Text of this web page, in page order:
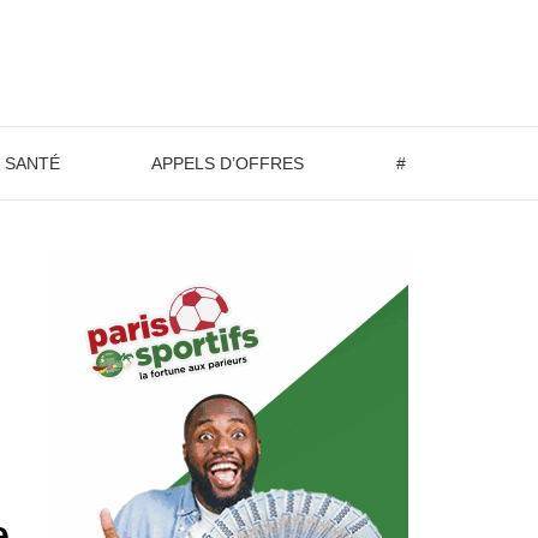
SANTÉ APPELS D’OFFRES #